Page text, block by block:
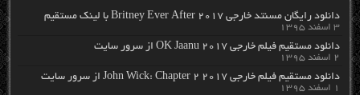
دانلود رایگان مسنتد خارجی Britney Ever After 2017 با لینک مستقیم
۳ اسفند ۱۳۹۵
دانلود مستقیم فیلم خارجی OK Jaanu 2017 از سرور سایت
۲ اسفند ۱۳۹۵
دانلود مستقیم فیلم خارجی John Wick: Chapter 2 2017 از سرور سایت
۱ اسفند ۱۳۹۵